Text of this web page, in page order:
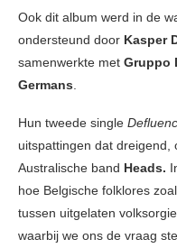
Ook dit album werd in de
ondersteund door Kasper
samenwerkte met Gruppo
Germans
Hun tweede single
uitspattingen dat dreigend,
Australische band Heads.
hoe Belgische folklores
tussen uitgelaten
waarbij we ons de vraag